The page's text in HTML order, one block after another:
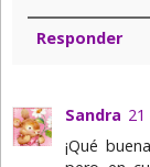
Responder
Sandra
¡Qué